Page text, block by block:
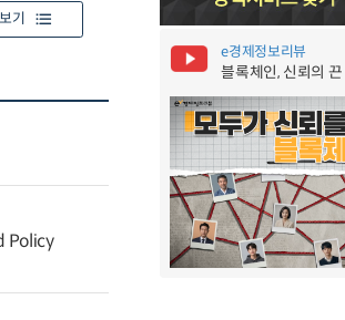
기
Policy
e경제정보리뷰
블록체인, 신뢰의 끈